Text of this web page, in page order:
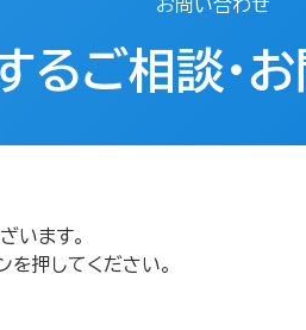
お問い合わせ
るご相談・
います。
を押してください。